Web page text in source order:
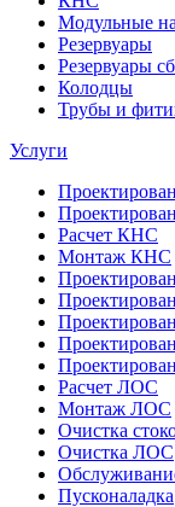
Модульные
Резервуары
Резервуары
Колодцы
Трубы и
Услуги
Расчет КНС
Монтаж КНС
Расчет ЛОС
Монтаж ЛОС
Очистка
Очистка ЛОС
Пусконаладка